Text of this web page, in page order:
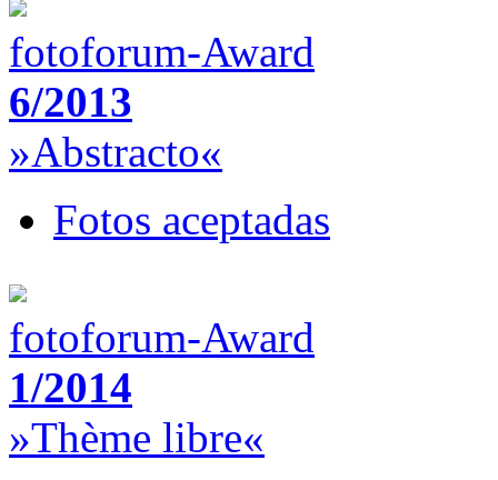
fotoforum-Award
6/2013
»Abstracto«
Fotos aceptadas
fotoforum-Award
1/2014
»Thème libre«